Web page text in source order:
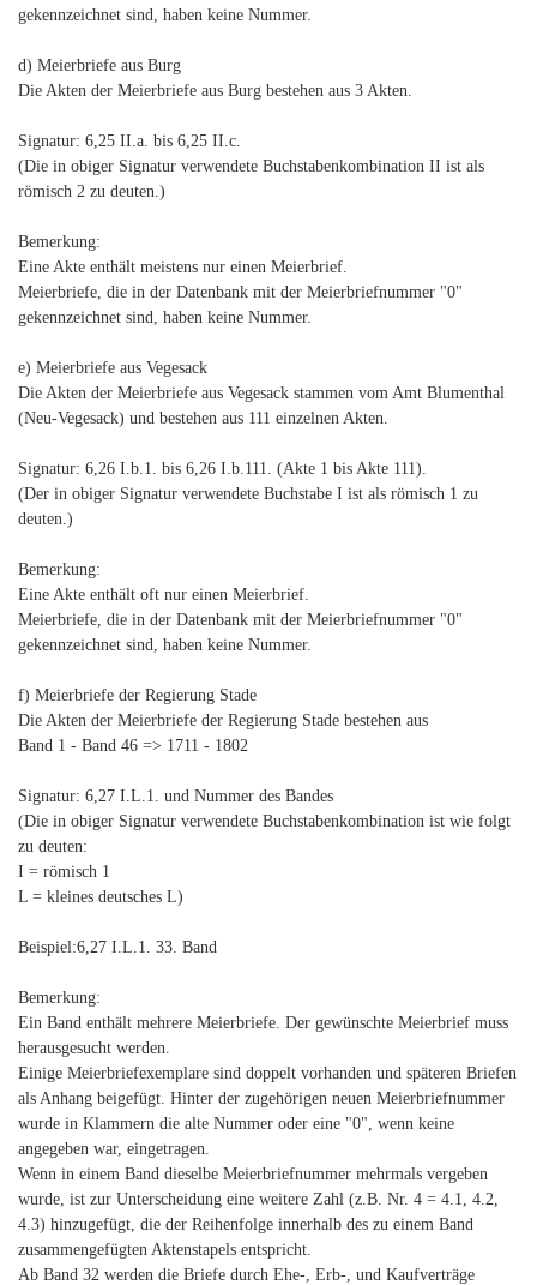
gekennzeichnet sind, haben keine Nummer.
d) Meierbriefe aus Burg
Die Akten der Meierbriefe aus Burg bestehen aus 3 Akten.
Signatur: 6,25 II.a. bis 6,25 II.c.
(Die in obiger Signatur verwendete Buchstabenkombination II ist als
römisch 2 zu deuten.)
Bemerkung:
Eine Akte enthält meistens nur einen Meierbrief.
Meierbriefe, die in der Datenbank mit der Meierbriefnummer "0"
gekennzeichnet sind, haben keine Nummer.
e) Meierbriefe aus Vegesack
Die Akten der Meierbriefe aus Vegesack stammen vom Amt Blumenthal
(Neu-Vegesack) und bestehen aus 111 einzelnen Akten.
Signatur: 6,26 I.b.1. bis 6,26 I.b.111. (Akte 1 bis Akte 111).
(Der in obiger Signatur verwendete Buchstabe I ist als römisch 1 zu
deuten.)
Bemerkung:
Eine Akte enthält oft nur einen Meierbrief.
Meierbriefe, die in der Datenbank mit der Meierbriefnummer "0"
gekennzeichnet sind, haben keine Nummer.
f) Meierbriefe der Regierung Stade
Die Akten der Meierbriefe der Regierung Stade bestehen aus
Band 1 - Band 46 => 1711 - 1802
Signatur: 6,27 I.L.1. und Nummer des Bandes
(Die in obiger Signatur verwendete Buchstabenkombination ist wie folgt
zu deuten:
I = römisch 1
L = kleines deutsches L)
Beispiel:6,27 I.L.1. 33. Band
Bemerkung:
Ein Band enthält mehrere Meierbriefe. Der gewünschte Meierbrief muss
herausgesucht werden.
Einige Meierbriefexemplare sind doppelt vorhanden und späteren Briefen
als Anhang beigefügt. Hinter der zugehörigen neuen Meierbriefnummer
wurde in Klammern die alte Nummer oder eine "0", wenn keine
angegeben war, eingetragen.
Wenn in einem Band dieselbe Meierbriefnummer mehrmals vergeben
wurde, ist zur Unterscheidung eine weitere Zahl (z.B. Nr. 4 = 4.1, 4.2,
4.3) hinzugefügt, die der Reihenfolge innerhalb des zu einem Band
zusammengefügten Aktenstapels entspricht.
Ab Band 32 werden die Briefe durch Ehe-, Erb-, und Kaufverträge